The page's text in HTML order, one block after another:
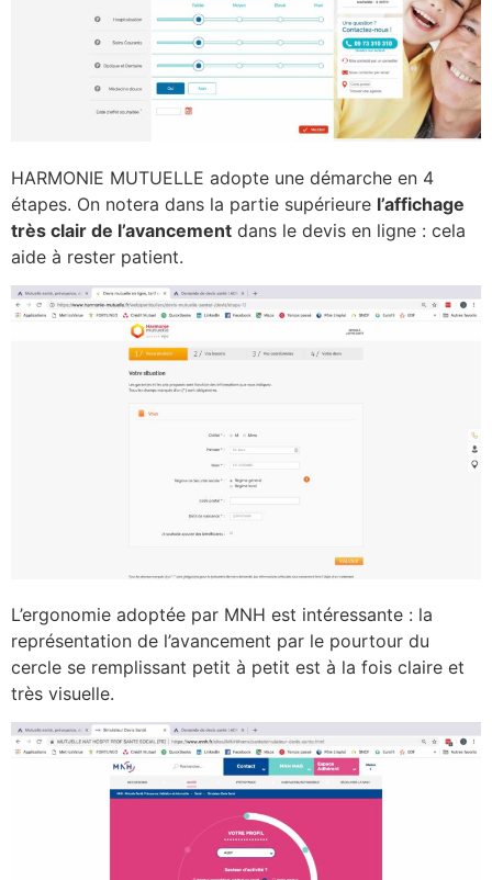
HARMONIE MUTUELLE adopte une démarche en 4
étapes. On notera dans la partie supérieure l’affichage
très clair de l’avancement dans le devis en ligne : cela
aide à rester patient.
L’ergonomie adoptée par MNH est intéressante : la
représentation de l’avancement par le pourtour du
cercle se remplissant petit à petit est à la fois claire et
très visuelle.